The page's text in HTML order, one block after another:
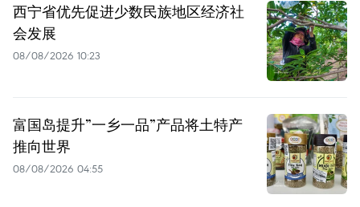
西宁省优先促进少数民族地区经济社
会发展
08/08/2026 10:23
富国岛提升”一乡一品”产品将土特产
推向世界
08/08/2026 04:55